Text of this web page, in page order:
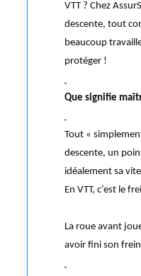
VTT ? Chez
descente, tout
beaucoup
protéger !
Que signifie
Tout «
descente, un
idéalement sa
En VTT, c’est le
La roue avant
avoir fini son